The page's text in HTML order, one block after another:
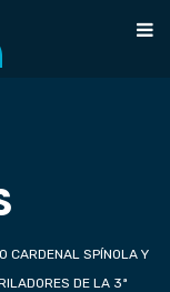
CARDENAL SPÍNOLA Y
DE LA 3ª